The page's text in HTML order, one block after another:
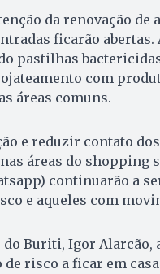
da renovação de
ficarão
pastilhas
com
áreas comuns.
e reduzir contato
áreas do shopping
continuarão a
e aqueles com
Buriti, Igor Alarcão,
risco a ficar em